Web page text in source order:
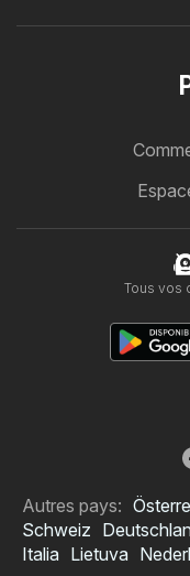
Tous vos
Autres pays:
Schweiz
Italia Lietuva